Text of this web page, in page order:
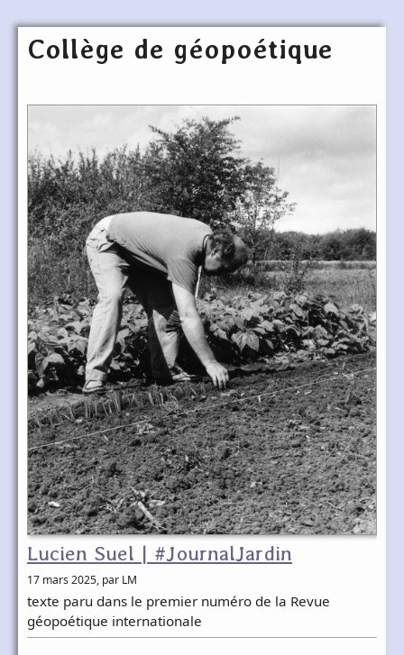
Collège de géopoétique
Articles les plus récents
Lucien Suel | #JournalJardin
17 mars 2025, par LM
texte paru dans le premier numéro de la Revue
géopoétique internationale